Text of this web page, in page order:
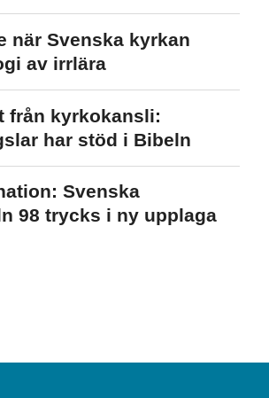
när Svenska kyrkan
av irrlära
från kyrkokansli:
har stöd i Bibeln
Svenska
98 trycks i ny upplaga